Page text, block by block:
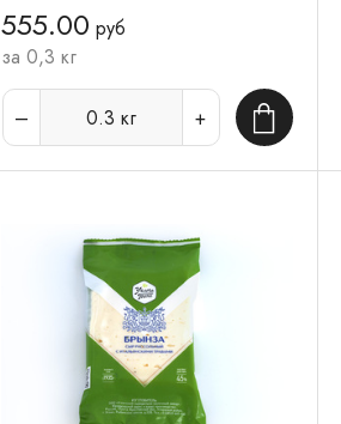
555.00 руб
за 0,3 кг
0.3 кг В корзину